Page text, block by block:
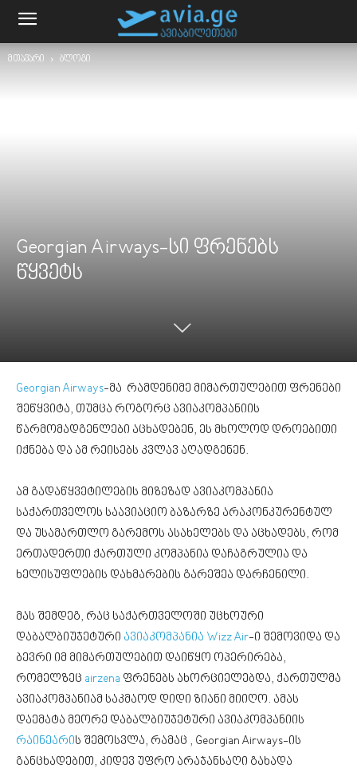
მთავარი ბლოგი
Georgian Airways-სი ფრენებს
წყვეტს
Georgian Airways-მა რამდენიმე მიმართულებით ფრენები
შეწყვიტა, თუმცა როგორც ავიაკომპანიის
წარმომადგენლები აცხადებენ, ეს მხოლოდ დროებითი
იქნება და ამ რეისებს კვლავ აღადგენენ.
ამ გადაწყვეტილების მიზეზად ავიაკომპანია
საქართველოს საავიაციო ბაზარზე არაკონკურენტულ
და უსამართლო გარემოს ასახელებს და აცხადებს, რომ
ერთადერთი ქართული კომპანია დაჩაგრულია და
ხელისუფლების დახმარების გარეშეა დარჩენილი.
მას შემდეგ, რაც საქართველოში უცხოური
დაბალბიუჯეტური ავიაკომპანია Wizz Air-ი შემოვიდა და
ბევრი იმ მიმართულებით დაიწყო ოპერირება,
რომელზეც airzena ფრენებს ახორციელებდა, ქართულმა
ავიაკომპანიამ საკმაოდ დიდი ზიანი მიიღო. ამას
დაემატა მეორე დაბალბიუჯეტური ავიაკომპანიის
რაინეარის შემოსვლა, რამაც , Georgian Airways-ის
განცხადებით, კიდევ უფრო არაჯანსაღი გახადა